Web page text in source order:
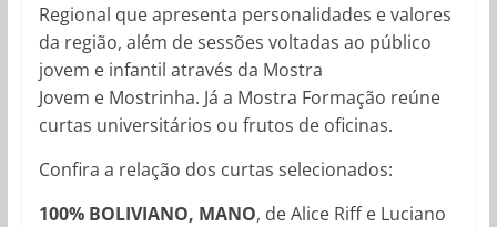
Regional que apresenta personalidades e valores
da região, além de sessões voltadas ao público
jovem e infantil através da Mostra
Jovem e Mostrinha. Já a Mostra Formação reúne
curtas universitários ou frutos de oficinas.
Confira a relação dos curtas selecionados:
100% BOLIVIANO, MANO, de Alice Riff e Luciano